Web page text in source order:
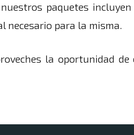
paquetes
necesario para la misma.
la oportunidad de